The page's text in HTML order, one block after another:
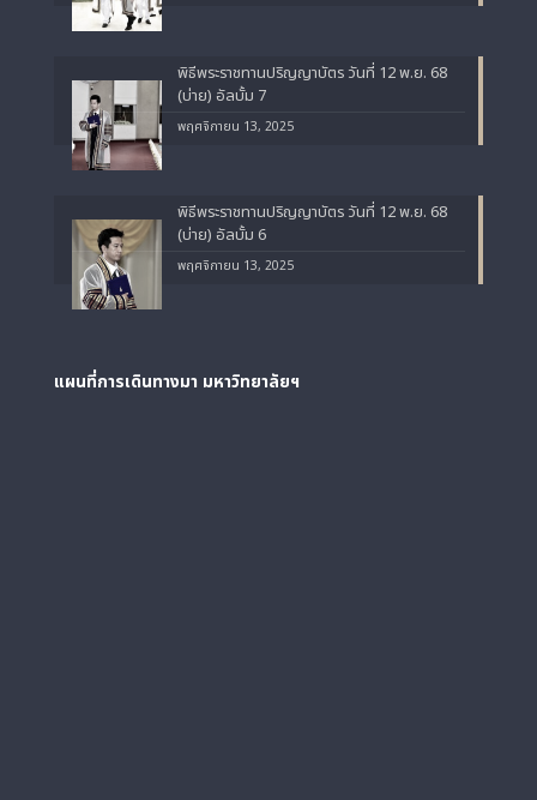
พิธีพระราชทานปริญญาบัตร วันที่ 12 พ.ย. 68
(บ่าย) อัลบั้ม 7
พฤศจิกายน 13, 2025
พิธีพระราชทานปริญญาบัตร วันที่ 12 พ.ย. 68
(บ่าย) อัลบั้ม 6
พฤศจิกายน 13, 2025
แผนที่การเดินทางมา มหาวิทยาลัยฯ